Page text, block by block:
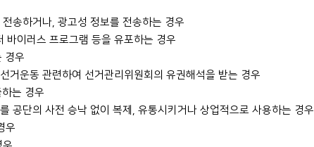
송하거나, 광고성 정보를 전송하는 경우
바이러스 프로그램 등을 유포하는 경우
경우
거운동 관련하여 선거관리위원회의 유권해석을 받는 경우
는 경우
공단의 사전 승낙 없이 복제, 유통시키거나 상업적으로 사용하는 경우
우